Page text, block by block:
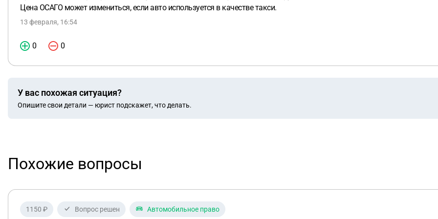
Цена ОСАГО может измениться, если авто используется в качестве такси.
13 февраля, 16:54
0 0
У вас похожая ситуация?
Опишите свои детали — юрист подскажет, что делать.
Похожие вопросы
1150 ₽ Вопрос решен Автомобильное право